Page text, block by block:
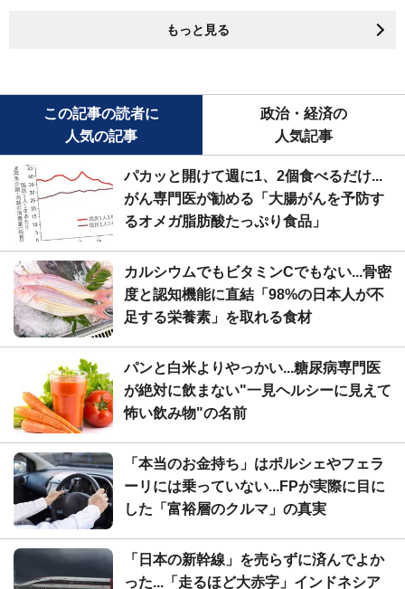
もっと見る
この記事の読者に
人気の記事
政治・経済の
人気記事
パカッと開けて週に1、2個食べるだけ...
がん専門医が勧める「大腸がんを予防す
るオメガ脂肪酸たっぷり食品」
カルシウムでもビタミンCでもない...骨密
度と認知機能に直結「98%の日本人が不
足する栄養素」を取れる食材
パンと白米よりやっかい...糖尿病専門医
が絶対に飲まない"一見ヘルシーに見えて
怖い飲み物"の名前
「本当のお金持ち」はポルシェやフェラ
ーリには乗っていない...FPが実際に目に
した「富裕層のクルマ」の真実
「日本の新幹線」を売らずに済んでよか
った...「走るほど大赤字」インドネシア